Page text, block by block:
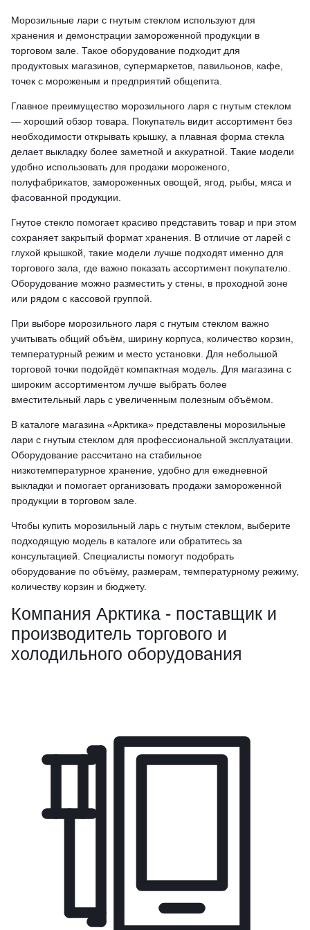
Морозильные лари с гнутым стеклом используют для
хранения и демонстрации замороженной продукции в
торговом зале. Такое оборудование подходит для
продуктовых магазинов, супермаркетов, павильонов, кафе,
точек с мороженым и предприятий общепита.
Главное преимущество морозильного ларя с гнутым стеклом
— хороший обзор товара. Покупатель видит ассортимент без
необходимости открывать крышку, а плавная форма стекла
делает выкладку более заметной и аккуратной. Такие модели
удобно использовать для продажи мороженого,
полуфабрикатов, замороженных овощей, ягод, рыбы, мяса и
фасованной продукции.
Гнутое стекло помогает красиво представить товар и при этом
сохраняет закрытый формат хранения. В отличие от ларей с
глухой крышкой, такие модели лучше подходят именно для
торгового зала, где важно показать ассортимент покупателю.
Оборудование можно разместить у стены, в проходной зоне
или рядом с кассовой группой.
При выборе морозильного ларя с гнутым стеклом важно
учитывать общий объём, ширину корпуса, количество корзин,
температурный режим и место установки. Для небольшой
торговой точки подойдёт компактная модель. Для магазина с
широким ассортиментом лучше выбрать более
вместительный ларь с увеличенным полезным объёмом.
В каталоге магазина «Арктика» представлены морозильные
лари с гнутым стеклом для профессиональной эксплуатации.
Оборудование рассчитано на стабильное
низкотемпературное хранение, удобно для ежедневной
выкладки и помогает организовать продажи замороженной
продукции в торговом зале.
Чтобы купить морозильный ларь с гнутым стеклом, выберите
подходящую модель в каталоге или обратитесь за
консультацией. Специалисты помогут подобрать
оборудование по объёму, размерам, температурному режиму,
количеству корзин и бюджету.
Компания Арктика - поставщик и
производитель торгового и
холодильного оборудования